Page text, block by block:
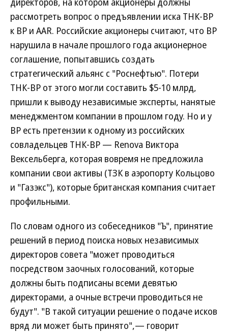
рассмотреть вопрос о предъявлении иска ТНК-ВР
к ВР и AAR. Российские акционеры считают, что ВР
нарушила в начале прошлого года акционерное
соглашение, попытавшись создать
стратегический альянс с "Роснефтью". Потери
ТНК-ВР от этого могли составить $5-10 млрд,
пришли к выводу независимые эксперты, нанятые
менеджментом компании в прошлом году. Но и у
ВР есть претензии к одному из российских
совладельцев ТНК-ВР — Renova Виктора
Вексельберга, которая вовремя не предложила
компании свои активы (ТЗК в аэропорту Кольцово
и "Газэкс"), которые британская компания считает
профильными.
По словам одного из собеседников "Ъ", принятие
решений в период поиска новых независимых
директоров совета "может проводиться
посредством заочных голосований, которые
должны быть подписаны всеми девятью
директорами, а очные встречи проводиться не
будут". "В такой ситуации решение о подаче исков
вряд ли может быть принято",— говорит